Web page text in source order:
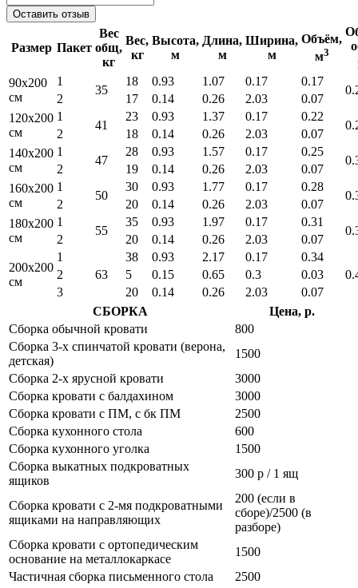
Оставить отзыв
Размер Пакет
Вес
общ,
кг
Вес,
кг
Высота,
м
Длина,
м
Ширина,
м
Объём,
м3
90x200
см
1
35
18 0.93 1.07 0.17 0.17
2 17 0.14 0.26 2.03
0.07
120x200
см
1
41
23 0.93 1.37 0.17 0.22
2 18 0.14 0.26 2.03
0.07
140x200
см
1
47
28 0.93 1.57 0.17 0.25
2 19 0.14 0.26 2.03
0.07
160x200
см
1
50
30 0.93 1.77 0.17 0.28
2 20 0.14 0.26 2.03
0.07
180x200
см
1
55
35 0.93 1.97 0.17 0.31
2 20 0.14 0.26 2.03 0.07
200x200
см
1
63
38 0.93 2.17 0.17
0.34
2 5 0.15 0.65 0.3
0.03
3
20 0.14 0.26 2.03
0.07
СБОРКА
Цена, р.
Сборка обычной кровати
800
Сборка 3-х спинчатой кровати (верона,
детская)
1500
Сборка 2-х ярусной кровати
3000
Сборка кровати с балдахином
3000
Сборка кровати с ПМ, с бк ПМ
2500
Сборка кухонного стола
600
Сборка кухонного уголка
1500
Сборка выкатных подкроватных
ящиков
300 р / 1 ящ
Сборка кровати с 2-мя подкроватными
ящиками на направляющих
200 (если в
сборе)/2500 (в
разборе)
Сборка кровати с ортопедическим
основание на металлокаркасе
1500
Частичная сборка письменного стола
2500